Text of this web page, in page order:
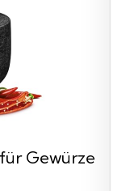
Gewürze